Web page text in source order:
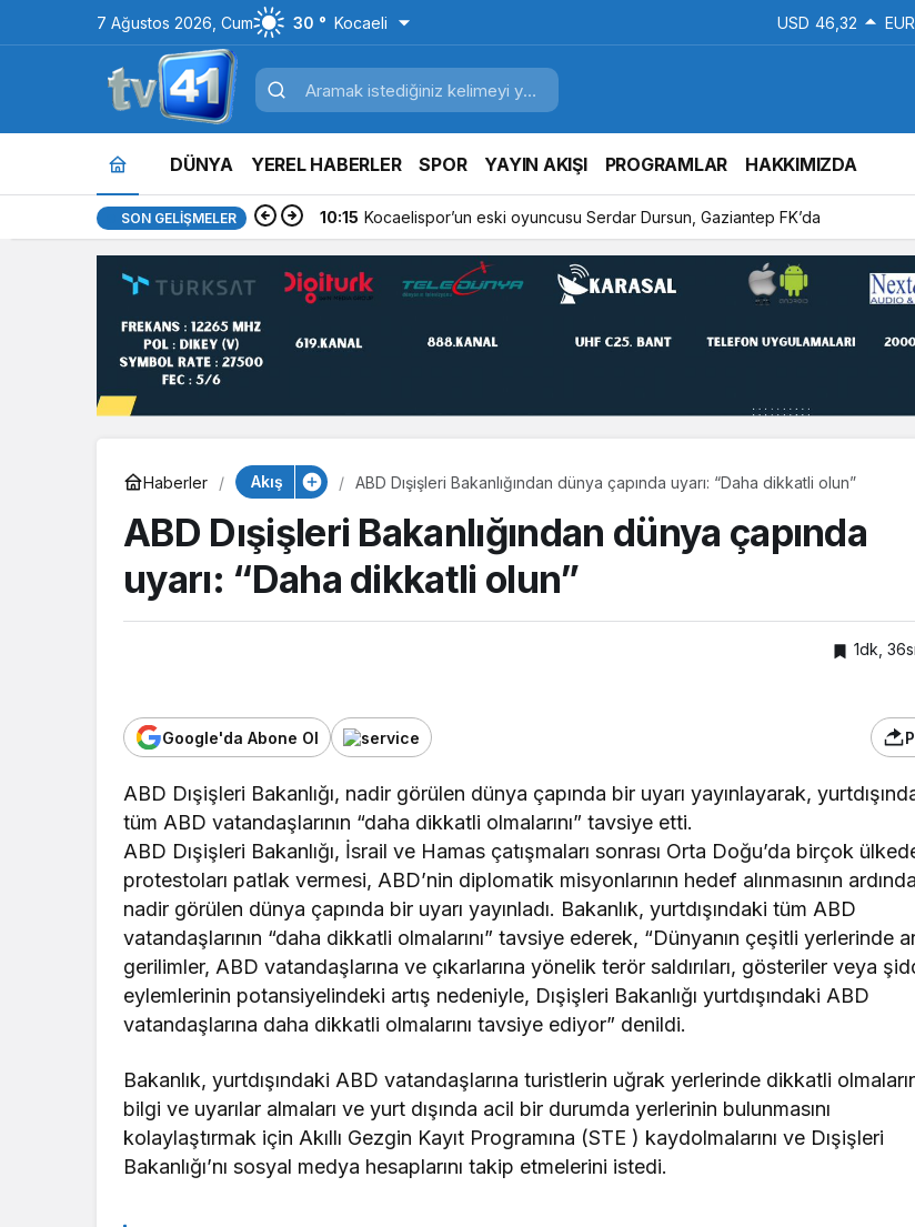
7 Ağustos 2026, Cum 30 ° Kocaeli USD 46,32
DÜNYA YEREL HABERLER SPOR YAYIN AKIŞI PROGRAMLAR HAKKIMIZDA
SON GELIŞMELER 10:15 Kocaelispor’un eski oyuncusu Serdar Dursun, Gaziantep FK’da
Haberler Akış ABD Dışişleri Bakanlığından dünya çapında uyarı: “Daha dikkatli olun”
ABD Dışişleri Bakanlığından dünya çapında
uyarı: “Daha dikkatli olun”
1dk,
Google'da Abone Ol
ABD Dışişleri Bakanlığı, nadir görülen dünya çapında bir uyarı yayınlayarak,
tüm ABD vatandaşlarının “daha dikkatli olmalarını” tavsiye etti.
ABD Dışişleri Bakanlığı, İsrail ve Hamas çatışmaları sonrası Orta Doğu’da birçok
protestoları patlak vermesi, ABD’nin diplomatik misyonlarının hedef alınmasının
nadir görülen dünya çapında bir uyarı yayınladı. Bakanlık, yurtdışındaki tüm ABD
vatandaşlarının “daha dikkatli olmalarını” tavsiye ederek, “Dünyanın çeşitli yerlerinde
gerilimler, ABD vatandaşlarına ve çıkarlarına yönelik terör saldırıları, gösteriler veya
eylemlerinin potansiyelindeki artış nedeniyle, Dışişleri Bakanlığı yurtdışındaki ABD
vatandaşlarına daha dikkatli olmalarını tavsiye ediyor” denildi.
Bakanlık, yurtdışındaki ABD vatandaşlarına turistlerin uğrak yerlerinde dikkatli
bilgi ve uyarılar almaları ve yurt dışında acil bir durumda yerlerinin bulunmasını
kolaylaştırmak için Akıllı Gezgin Kayıt Programına (STE ) kaydolmalarını ve Dışişleri
Bakanlığı’nı sosyal medya hesaplarını takip etmelerini istedi.
30 bin güvenlik
SPOR
Kocaelispor’un eski
oyuncusu Serdar Dursun,
Gaziantep FK’da
Tavşancıl’a yeni
tesis